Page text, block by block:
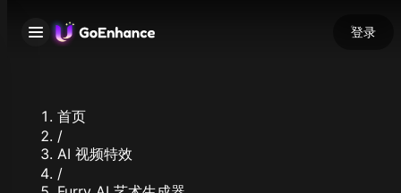
登录
首页
/
AI 视频特效
/